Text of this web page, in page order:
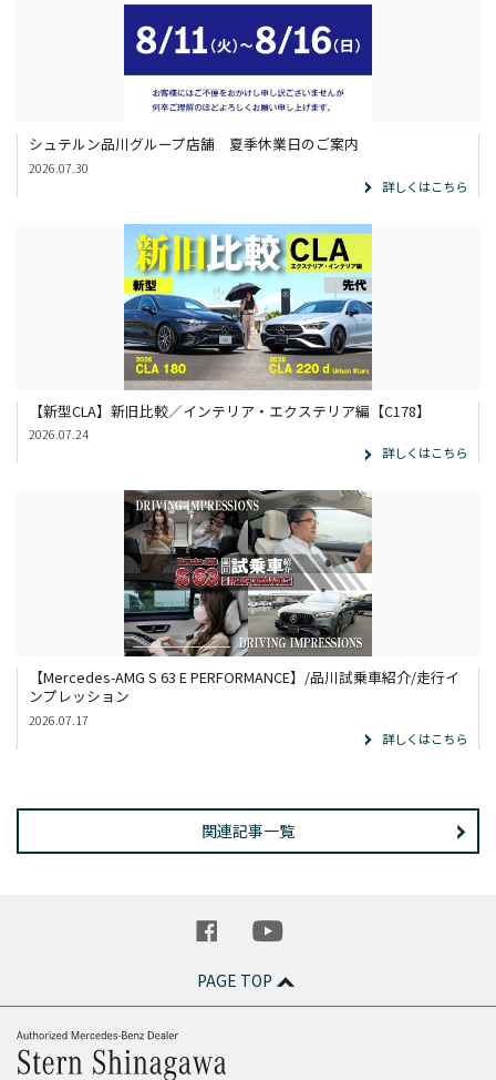
シュテルン品川グループ店舗 夏季休業日のご案内
2026.07.30
詳しくはこちら
【新型CLA】新旧比較／インテリア・エクステリア編【C178】
2026.07.24
詳しくはこちら
【Mercedes-AMG S 63 E PERFORMANCE】/品川試乗車紹介/走行イ
ンプレッション
2026.07.17
詳しくはこちら
関連記事一覧
PAGE TOP